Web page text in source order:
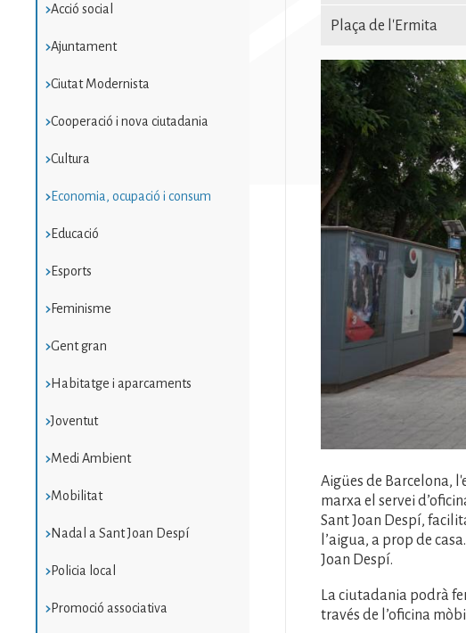
Acció social
Ajuntament
Ciutat Modernista
Cooperació i nova ciutadania
Cultura
Economia, ocupació i consum
Educació
Esports
Feminisme
Gent gran
Habitatge i aparcaments
Joventut
Medi Ambient
Mobilitat
Nadal a Sant Joan Despí
Policia local
Promoció associativa
Plaça de l'Ermita
Aigües de Barcelona,
marxa el servei
Sant Joan Despí,
l’aigua, a prop de
Joan Despí.
La ciutadania podrà
través de l’oficina
Imatge